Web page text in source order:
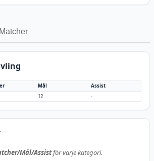
Matcher
Mål
Assist
12 -
Mål/Assistför varje kategori.